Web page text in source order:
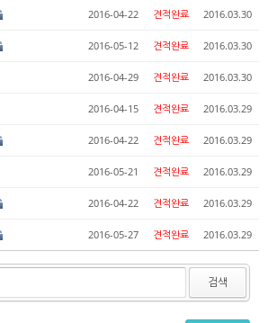
2016-04-22 견적완료 2016.03.30
2016-05-12 견적완료 2016.03.30
2016-04-29 견적완료 2016.03.30
2016-04-15 견적완료 2016.03.29
2016-04-22 견적완료 2016.03.29
2016-05-21 견적완료 2016.03.29
2016-04-22 견적완료 2016.03.29
2016-05-27 견적완료 2016.03.29
검색